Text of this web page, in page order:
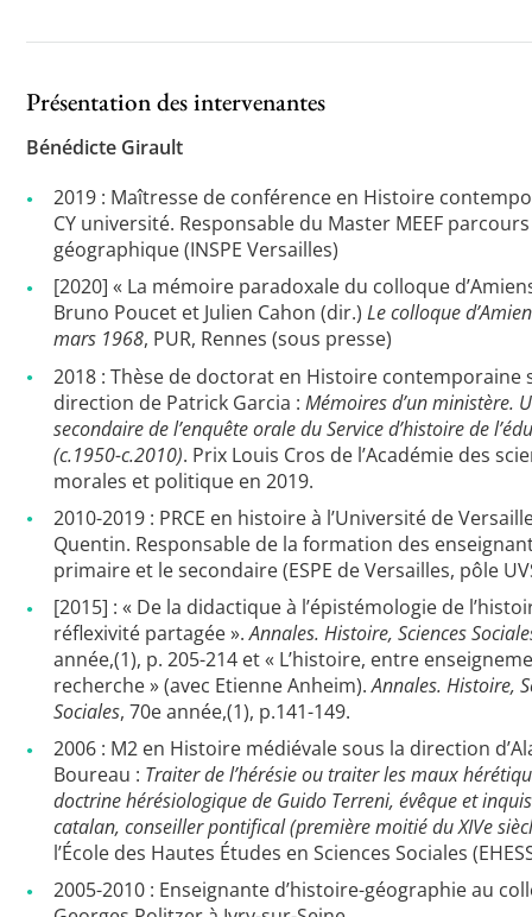
Présentation des intervenantes
Bénédicte Girault
2019 : Maîtresse de conférence en Histoire
CY université. Responsable du Master MEEF
géographique (INSPE Versailles)
[2020] « La mémoire paradoxale du colloque
Bruno Poucet et Julien Cahon (dir.)Le colloque
mars 1968, PUR, Rennes (sous presse)
2018 : Thèse de doctorat en Histoire contemporaine
direction de Patrick Garcia :Mémoires d’un ministère.
secondaire de l’enquête orale du Service d’histoire de
(c.1950-c.2010). Prix Louis Cros de l’Académie des
morales et politique en 2019.
2010-2019 : PRCE en histoire à l’Université de
Quentin. Responsable de la formation des
primaire et le secondaire (ESPE de Versailles, pôle
[2015] : « De la didactique à l’épistémologie de
réflexivité partagée ».Annales. Histoire, Sciences
année,(1), p. 205-214 et « L’histoire, entre
recherche » (avec Etienne Anheim).Annales. Histoire,
Sociales, 70e année,(1), p.141-149.
2006 : M2 en Histoire médiévale sous la direction
Boureau : Traiter de l’hérésie ou traiter les maux
doctrine hérésiologique de Guido Terreni, évêque et
catalan, conseiller pontifical (première moitié du XIVe
l’École des Hautes Études en Sciences Sociales
2005-2010 : Enseignante d’histoire-géographie au